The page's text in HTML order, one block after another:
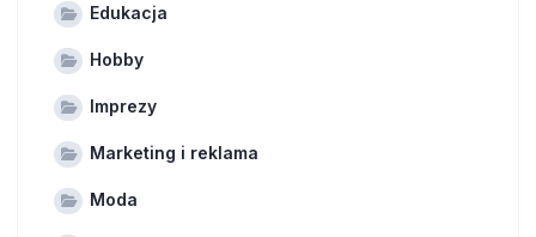
Edukacja
Hobby
Imprezy
Marketing i reklama
Moda